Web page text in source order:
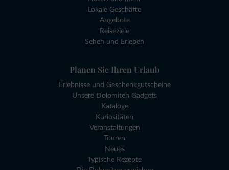
Lokale Geschäfte
Angebote
Reiseziele
Sehen und Erleben
Planen Sie Ihren Urlaub
Erlebnisse und Geschenkgutscheine
Unsere Dolomiten Gadgets
Kataloge
Kuriositäten
Veranstaltungen
Touren
Neues
Typische Rezepte